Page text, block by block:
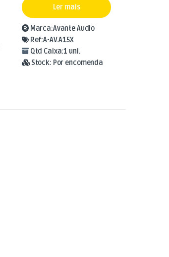
Ler mais
Marca:Avante Audio
Ref:A-AV.A15X
Qtd Caixa:1 uni.
Stock: Por encomenda